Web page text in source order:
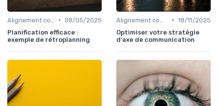
• 08/05/2025
Planification efficace :
exemple de rétroplanning
• 18/11/2025
Optimiser votre stratégie
d'axe de communication